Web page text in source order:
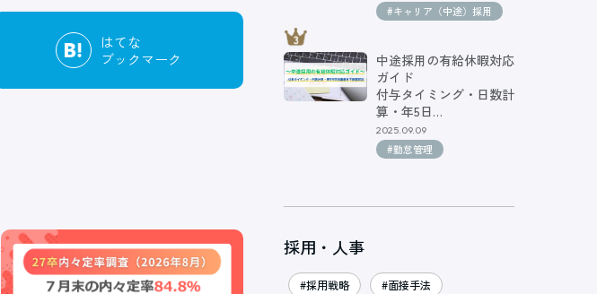
はてな
ブックマーク
#キャリア（中途）採用
中途採用の有給休暇対応
ガイド
付与タイミング・日数計
算・年5日…
2025.09.09
#勤怠管理
採用・人事
#採用戦略 #面接手法